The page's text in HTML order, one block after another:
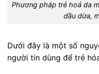
Phương pháp trẻ hoá da
dầu dừa,
Dưới đây là một số
người tin dùng để trẻ